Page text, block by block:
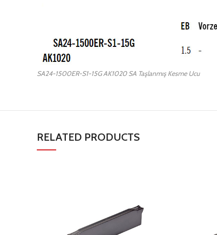
SA24-1500ER-S1-15G AK1020 SA Taşlanmış Kesme Ucu
RELATED PRODUCTS